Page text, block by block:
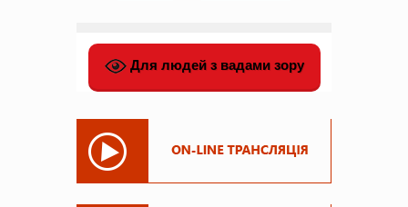
Для людей з вадами зору